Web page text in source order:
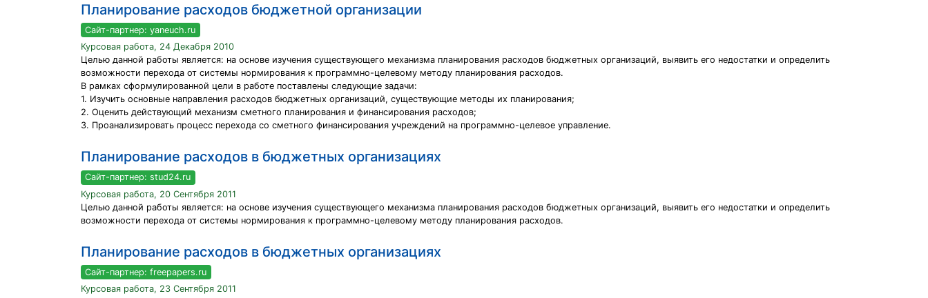
Планирование расходов бюджетной организации
Сайт-партнер: yaneuch.ru
Курсовая работа, 24 Декабря 2010
Целью данной работы является: на основе изучения существующего механизма планирования расходов бюджетных организаций, выявить его недостатки и определить
возможности перехода от системы нормирования к программно-целевому методу планирования расходов.
В рамках сформулированной цели в работе поставлены следующие задачи:
1. Изучить основные направления расходов бюджетных организаций, существующие методы их планирования;
2. Оценить действующий механизм сметного планирования и финансирования расходов;
3. Проанализировать процесс перехода со сметного финансирования учреждений на программно-целевое управление.
Планирование расходов в бюджетных организациях
Сайт-партнер: stud24.ru
Курсовая работа, 20 Сентября 2011
Целью данной работы является: на основе изучения существующего механизма планирования расходов бюджетных организаций, выявить его недостатки и определить
возможности перехода от системы нормирования к программно-целевому методу планирования расходов.
Планирование расходов в бюджетных организациях
Сайт-партнер: freepapers.ru
Курсовая работа, 23 Сентября 2011